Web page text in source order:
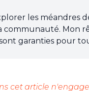
les méandres
communauté. Mon
garanties pour
cet article